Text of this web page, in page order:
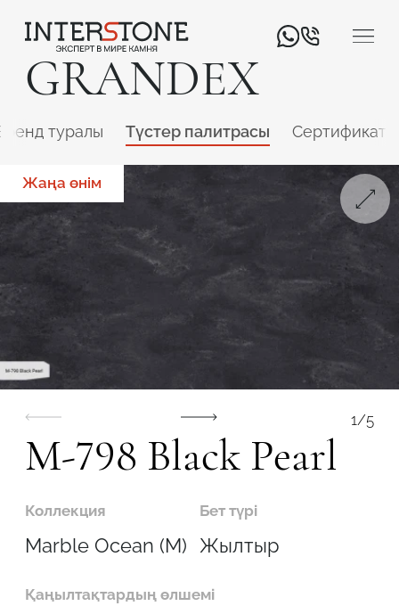
GRANDEX
туралы Түстер палитрасы
Жаңа өнім
1/5
M-798 Black Pearl
Коллекция
Marble Ocean (M)
Бет түрі
Жылтыр
Қаңылтақтардың өлшемі
Қызмет салаңыз
Өңдеуші
Робот емес екеніңізді растаңыз